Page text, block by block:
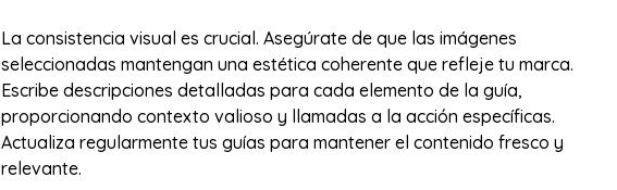
La consistencia visual es crucial. Asegúrate de que las imágenes
seleccionadas mantengan una estética coherente que refleje tu marca.
Escribe descripciones detalladas para cada elemento de la guía,
proporcionando contexto valioso y llamadas a la acción específicas.
Actualiza regularmente tus guías para mantener el contenido fresco y
relevante.